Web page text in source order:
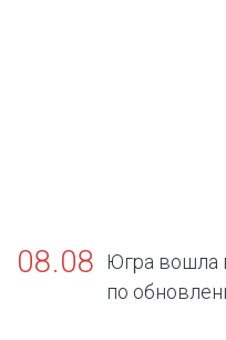
08.08
Югра вошла
по